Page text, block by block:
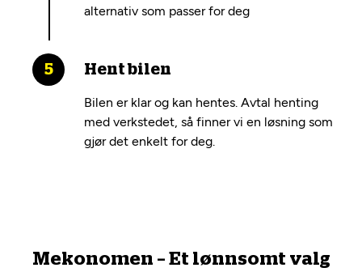
alternativ som passer for deg
Hent bilen
Bilen er klar og kan hentes. Avtal henting
med verkstedet, så finner vi en løsning som
gjør det enkelt for deg.
Mekonomen – Et lønnsomt valg